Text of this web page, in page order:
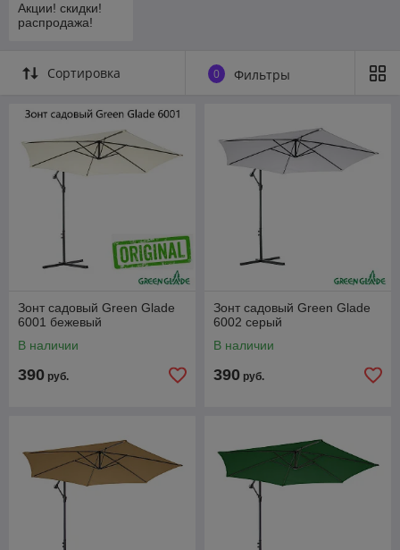
Акции! скидки!
распродажа!
Сортировка 0 Фильтры
Зонт садовый Green Glade
6001 бежевый
В наличии
390 руб.
Зонт садовый Green Glade
6002 серый
В наличии
390 руб.